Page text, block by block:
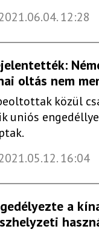
12:28
oltás nem
közül
uniós
16:04
a